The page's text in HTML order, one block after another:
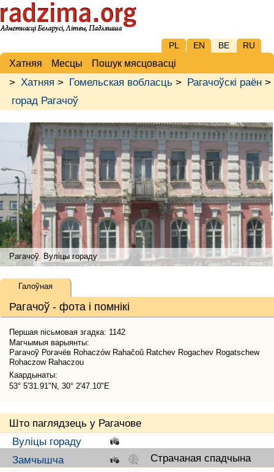
PL EN BE RU
Хатняя Месцы Пошук мясцовасці
> Хатняя > Гомельская вобласць > Рагачоўскі раён >
горад Рагачоў
Рагачоў. Вуліцы гораду
Рагачоў - фота і помнікі
Галоўная
Першая пісьмовая згадка: 1142
Магчымыя варыянты:
Рагачоў Рогачёв Rohaczów Rahačoŭ Ratchev Rogachev Rogatschew
Rohaczow Rahaczou
Каардынаты:
53° 5'31.91"N, 30° 2'47.10"E
Што паглядзець у Рагачове
Вуліцы гораду
Замчышча .
. Страчаная спадчына